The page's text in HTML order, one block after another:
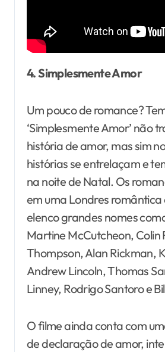
4. Simplesmente Amor
Um pouco de romance?
‘Simplesmente Amor’ não
história de amor, mas sim
histórias se entrelaçam e
na noite de Natal. Os
em uma Londres romântica
elenco grandes nomes
Martine McCutcheon, Colin
Thompson, Alan Rickman,
Andrew Lincoln, Thomas
Linney, Rodrigo Santoro e
O filme ainda conta com
de declaração de amor,